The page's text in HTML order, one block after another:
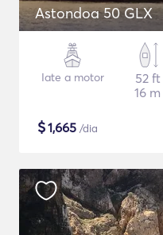
Astondoa 50 GLX
Iate a motor
52 ft
16 m
$1,665 /dia